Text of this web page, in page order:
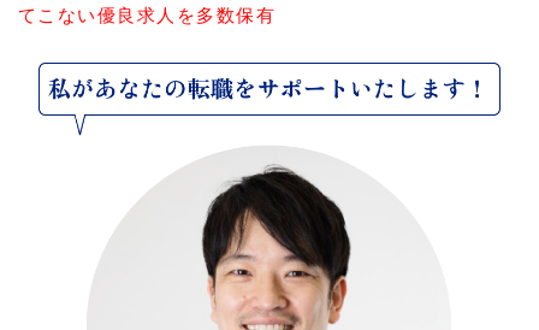
てこない優良求人を多数保有